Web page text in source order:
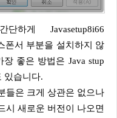
폰서 부분을 설치하지 않
좋은 방법은 Java stup
있습니다.
시 새로운 버전이 나오면